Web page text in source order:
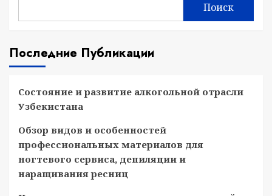
Поиск
Последние Публикации
Состояние и развитие алкогольной отрасли
Узбекистана
Обзор видов и особенностей
профессиональных материалов для
ногтевого сервиса, депиляции и
наращивания ресниц